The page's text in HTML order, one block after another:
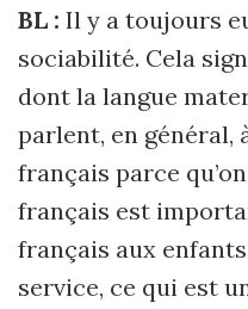
BL : Il y a toujours
sociabilité. Cela
dont la langue
parlent, en général,
français parce
français est
français aux
service, ce qui est